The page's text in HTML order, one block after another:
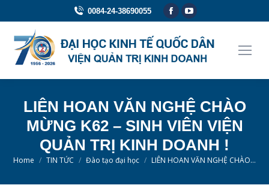
0084-24-38690055
Facebook
opens
in
YouTube
opens
in
LIÊN HOAN VĂN NGHỆ CHÀO
MỪNG K62 – SINH VIÊN VIỆN
QUẢN TRỊ KINH DOANH !
You are here:
Home TIN TỨC Đào tạo đại học LIÊN HOAN VĂN NGHỆ CHÀO…